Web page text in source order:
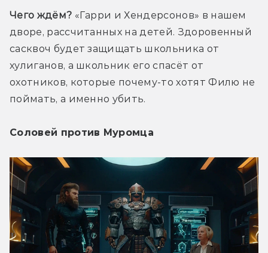
Чего ждём? «Гарри и Хендерсонов» в нашем
дворе, рассчитанных на детей. Здоровенный
сасквоч будет защищать школьника от
хулиганов, а школьник его спасёт от
охотников, которые почему-то хотят Филю не
поймать, а именно убить.
Соловей против Муромца